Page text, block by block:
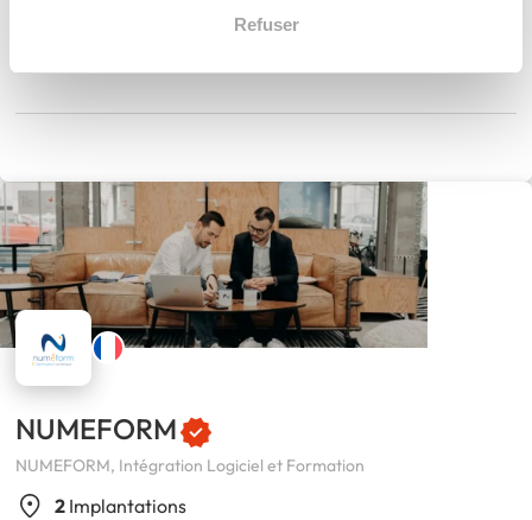
Refuser
NUMEFORM
NUMEFORM, Intégration Logiciel et Formation
2 Implantations